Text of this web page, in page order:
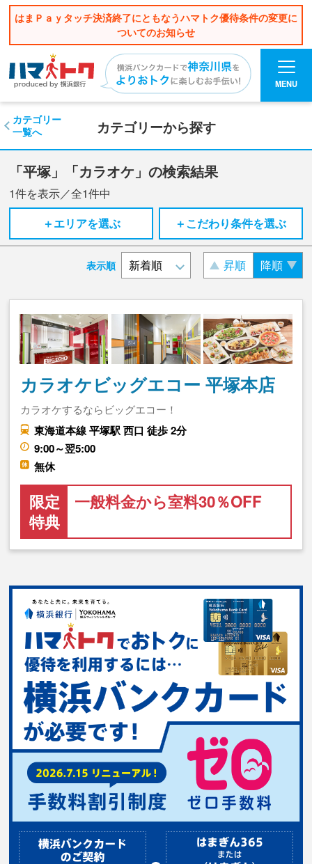
はまＰａｙタッチ決済終了にともなうハマトク優待条件の変更に
ついてのお知らせ
MENU
カテゴリーから探す
カテゴリー
一覧へ
「平塚」「カラオケ」の検索結果
1件を表示／全1件中
＋エリアを選ぶ
＋こだわり条件を選ぶ
表示順 昇順 降順
カラオケビッグエコー 平塚本店
カラオケするならビッグエコー！
東海道本線 平塚駅 西口 徒歩 2分
9:00～翌5:00
無休
限定
特典
一般料金から室料30％OFF